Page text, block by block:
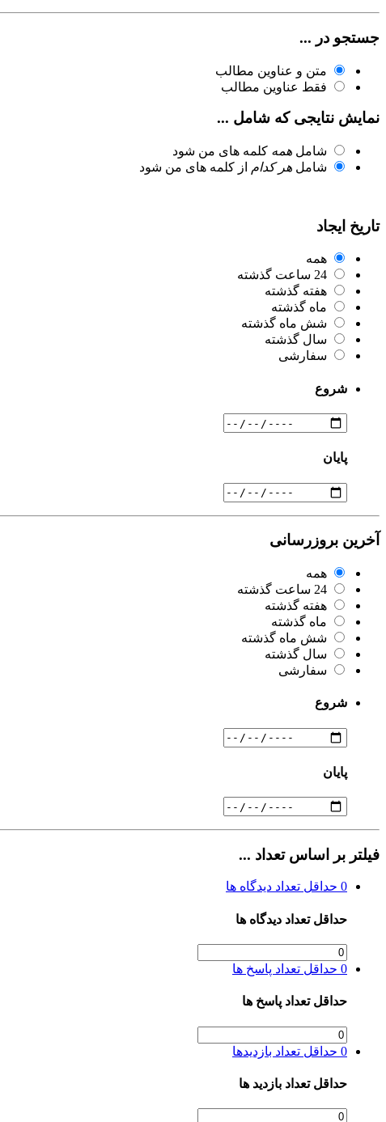
جستجو در ...
متن و عناوین مطالب
فقط عناوین مطالب
نمایش نتایجی که شامل ...
شامل همه کلمه های من شود
شامل هر کدام از کلمه های من شود
تاریخ ایجاد
همه
24 ساعت گذشته
هفته گذشته
ماه گذشته
شش ماه گذشته
سال گذشته
سفارشی
شروع
پایان
آخرین بروزرسانی
همه
24 ساعت گذشته
هفته گذشته
ماه گذشته
شش ماه گذشته
سال گذشته
سفارشی
شروع
پایان
فیلتر بر اساس تعداد ...
0 حداقل تعداد دیدگاه ها
حداقل تعداد دیدگاه ها
0 حداقل تعداد پاسخ ها
حداقل تعداد پاسخ ها
0 حداقل تعداد بازدیدها
حداقل تعداد بازدید ها